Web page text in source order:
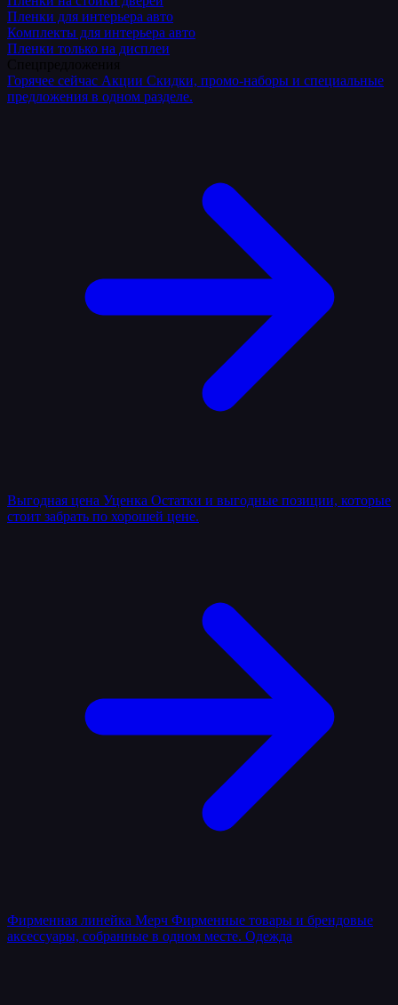
Пленки для интерьера авто
Комплекты для интерьера авто
Пленки только на дисплеи
Горячее сейчас Акции Скидки, промо-наборы и специальные
предложения в одном разделе.
Выгодная цена Уценка Остатки и выгодные позиции, которые
стоит забрать по хорошей цене.
Фирменная линейка Мерч Фирменные товары и брендовые
аксессуары, собранные в одном месте. Одежда